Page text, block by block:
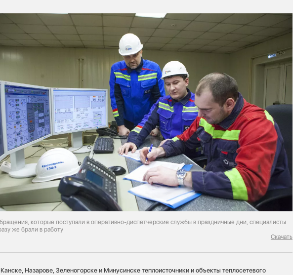
которые поступали в оперативно-диспетчерские службы в праздничные дни, специалисты
же брали в работу
Скачать
Назарове, Зеленогорске и Минусинске теплоисточники и объекты теплосетевого